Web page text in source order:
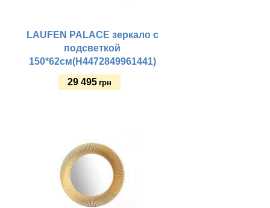
LAUFEN PALACE зеркало с
подсветкой
150*62см(H4472849961441)
29 495 грн